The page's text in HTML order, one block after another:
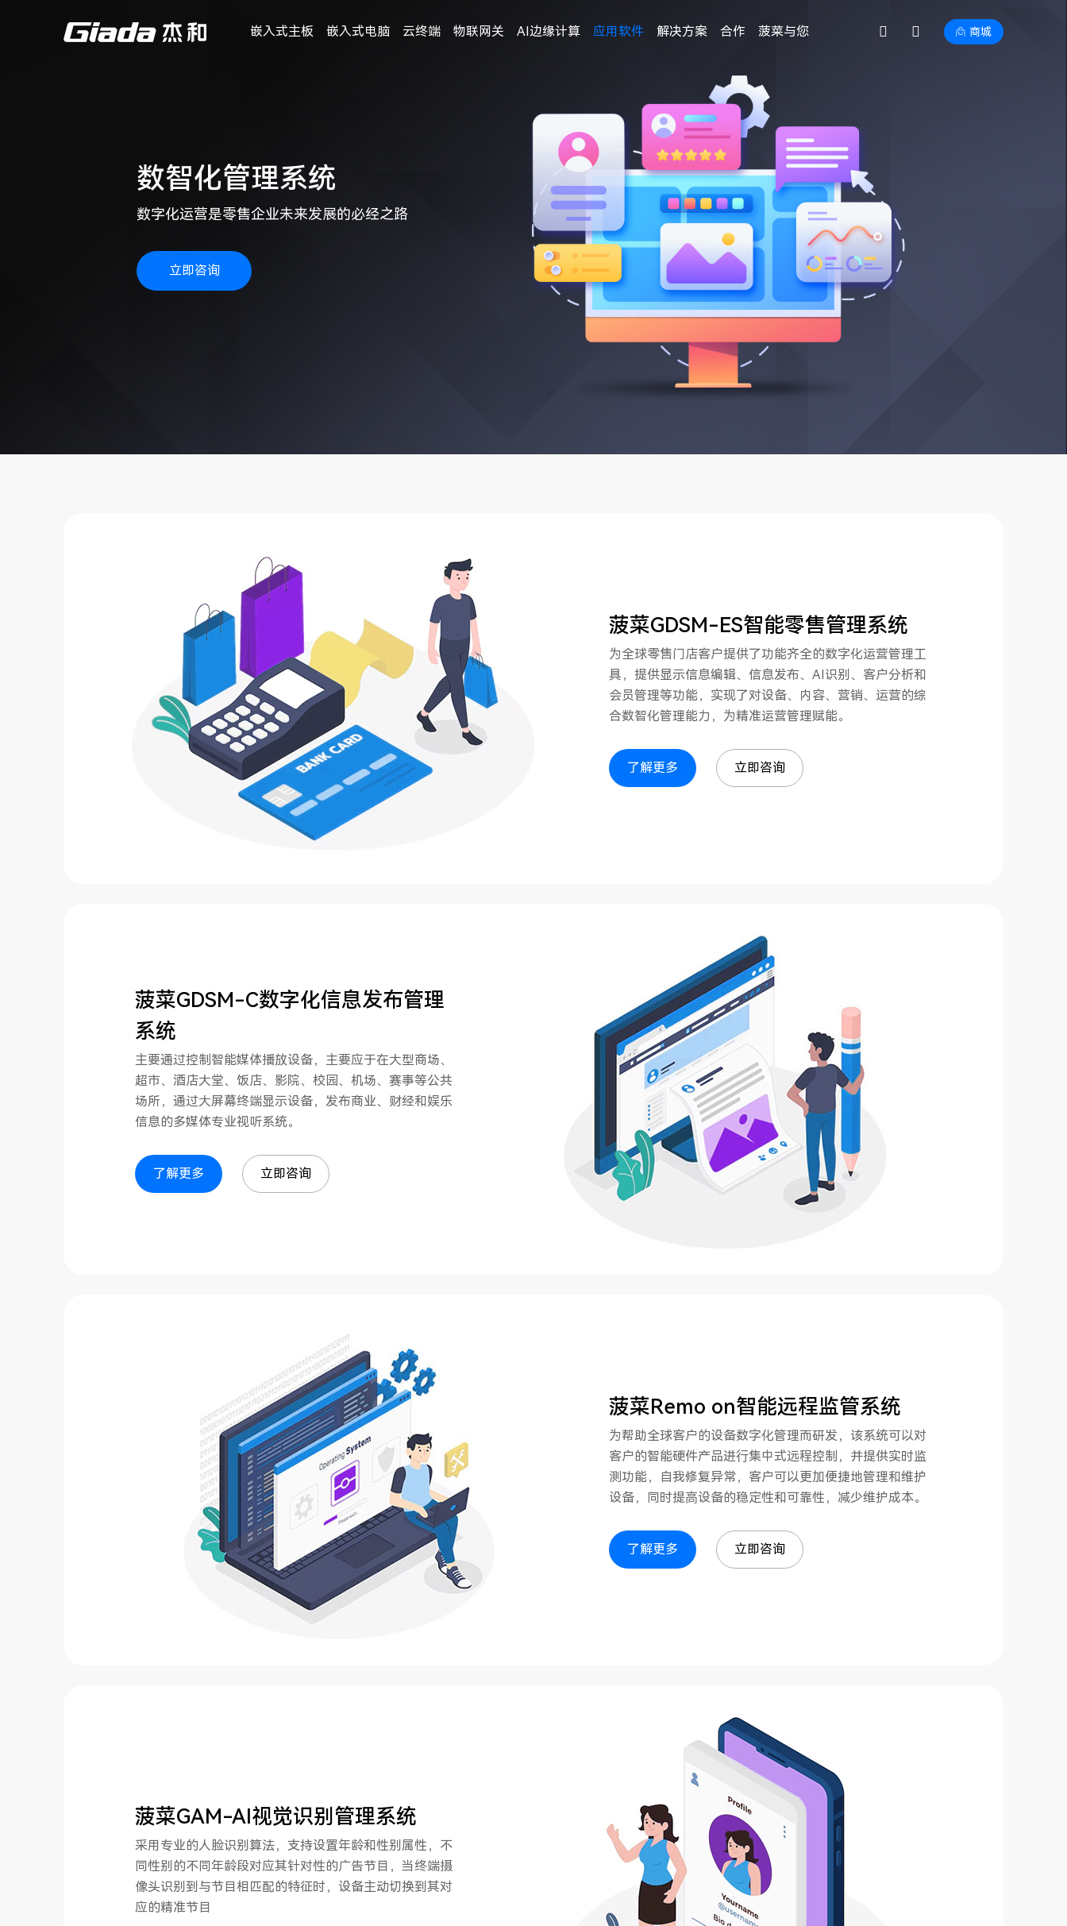
商城
嵌入式主板 嵌入式电脑 云终端 物联网关 AI边缘计算 应用软件 解决方案 合作 菠菜与您
数智化管理系统
数字化运营是零售企业未来发展的必经之路
立即咨询
菠菜GDSM-ES智能零售管理系统
为全球零售门店客户提供了功能齐全的数字化运营管理工
具，提供显示信息编辑、信息发布、AI识别、客户分析和
会员管理等功能，实现了对设备、内容、营销、运营的综
合数智化管理能力，为精准运营管理赋能。
了解更多 立即咨询
菠菜GDSM-C数字化信息发布管理
系统
主要通过控制智能媒体播放设备，主要应于在大型商场、
超市、酒店大堂、饭店、影院、校园、机场、赛事等公共
场所，通过大屏幕终端显示设备，发布商业、财经和娱乐
信息的多媒体专业视听系统。
了解更多 立即咨询
菠菜Remo on智能远程监管系统
为帮助全球客户的设备数字化管理而研发，该系统可以对
客户的智能硬件产品进⾏集中式远程控制，并提供实时监
测功能，自我修复异常，客户可以更加便捷地管理和维护
设备，同时提⾼设备的稳定性和可靠性，减少维护成本。
了解更多 立即咨询
菠菜GAM-AI视觉识别管理系统
采用专业的人脸识别算法，支持设置年龄和性别属性，不
同性别的不同年龄段对应其针对性的广告节目，当终端摄
像头识别到与节目相匹配的特征时，设备主动切换到其对
应的精准节目